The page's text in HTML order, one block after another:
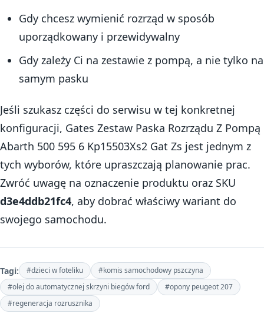
Gdy chcesz wymienić rozrząd w sposób
uporządkowany i przewidywalny
Gdy zależy Ci na zestawie z pompą, a nie tylko na
samym pasku
Jeśli szukasz części do serwisu w tej konkretnej
konfiguracji, Gates Zestaw Paska Rozrządu Z Pompą
Abarth 500 595 6 Kp15503Xs2 Gat Zs jest jednym z
tych wyborów, które upraszczają planowanie prac.
Zwróć uwagę na oznaczenie produktu oraz SKU
d3e4ddb21fc4, aby dobrać właściwy wariant do
swojego samochodu.
Tagi: #dzieci w foteliku
#komis samochodowy pszczyna
#olej do automatycznej skrzyni biegów ford
#opony peugeot 207
#regeneracja rozrusznika